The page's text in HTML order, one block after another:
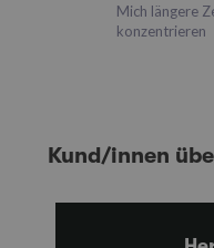
Mich längere
konzentrieren
Kund/innen